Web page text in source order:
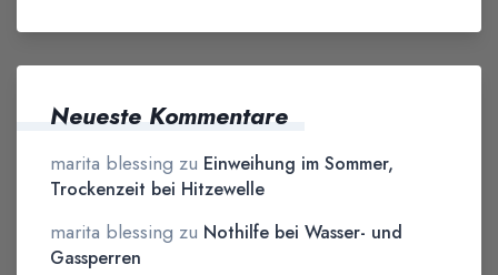
Neueste Kommentare
marita blessing zu Einweihung im Sommer,
Trockenzeit bei Hitzewelle
marita blessing zu Nothilfe bei Wasser- und
Gassperren